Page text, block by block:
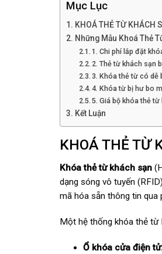
Mục Lục
KHOÁ THẺ TỪ KHÁCH
Những Mẫu Khoá Thẻ
1. Chi phí lắp đặt
2. Thẻ từ khách sạn
3. Khóa thẻ từ có dễ
4. Khóa từ bị hư bo
5. Giá bộ khóa thẻ
Kết Luận
KHOÁ THẺ TỪ
Khóa thẻ từ khách sạn
dạng sóng vô tuyến
mã hóa sẵn thông tin
Một hệ thống khóa thẻ
Ổ khóa cửa điện